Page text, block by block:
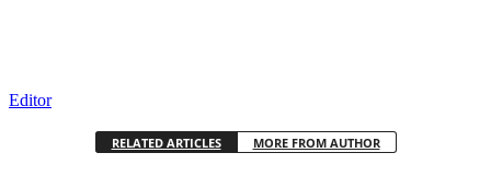
Editor
RELATED ARTICLES MORE FROM AUTHOR